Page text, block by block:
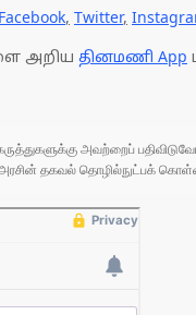
Facebook, Twitter,
அறிய தினமணி App
அவற்றைப்
தகவல் தொழில்நுட்பக்